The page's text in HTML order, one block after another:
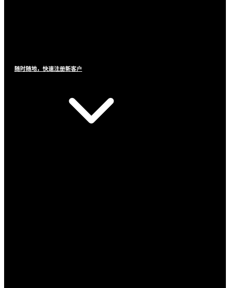
随时随地，快速注册新客户